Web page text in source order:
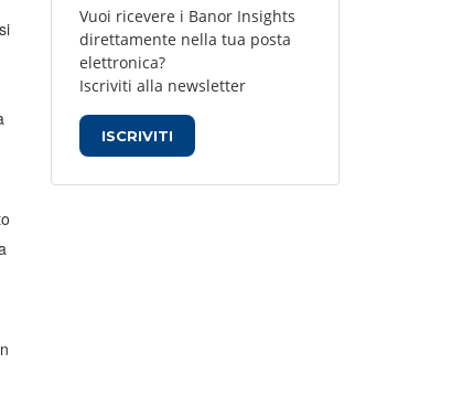
Vuoi ricevere i Banor Insights
direttamente nella tua posta
elettronica?
Iscriviti alla newsletter
ISCRIVITI